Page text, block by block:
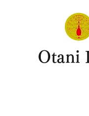
​Otani